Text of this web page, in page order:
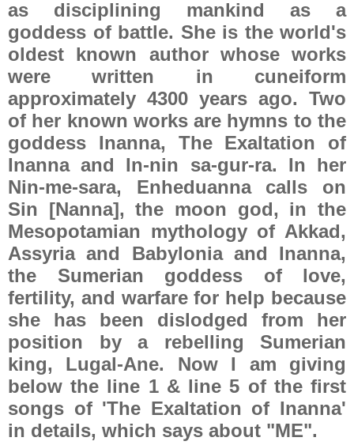
as disciplining mankind as a
goddess of battle. She is the world's
oldest known author whose works
were written in cuneiform
approximately 4300 years ago. Two
of her known works are hymns to the
goddess Inanna, The Exaltation of
Inanna and In-nin sa-gur-ra. In her
Nin-me-sara, Enheduanna calls on
Sin [Nanna], the moon god, in the
Mesopotamian mythology of Akkad,
Assyria and Babylonia and Inanna,
the Sumerian goddess of love,
fertility, and warfare for help because
she has been dislodged from her
position by a rebelling Sumerian
king, Lugal-Ane. Now I am giving
below the line 1 & line 5 of the first
songs of 'The Exaltation of Inanna'
in details, which says about "ME".